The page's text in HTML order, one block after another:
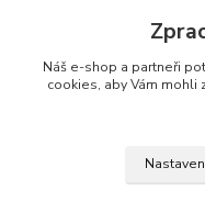
Náš e-shop a partneři
cookies, aby Vám mohli